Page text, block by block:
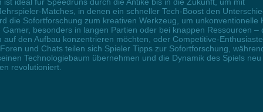
Matches, in denen ein schneller Tech-Boost den
die Sofortforschung zum kreativen Werkzeug, um unkonventionelle
besonders in langen Partien oder bei knappen Ressourcen –
den Aufbau konzentrieren möchten, oder Competitive-
und Chats teilen sich Spieler Tipps zur Sofortforschung,
Technologiebaum übernehmen und die Dynamik des Spiels neu
revolutioniert.